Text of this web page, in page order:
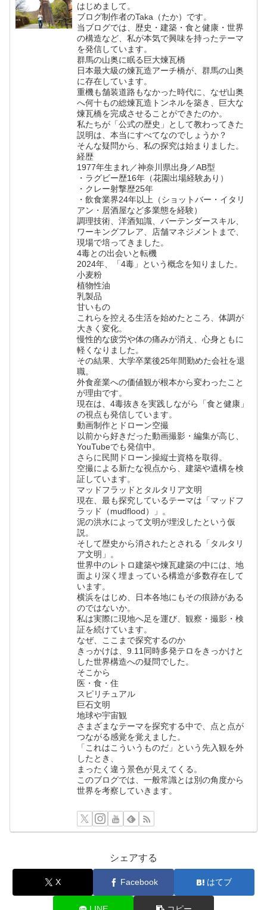
はじめまして。
ブログ制作者のTaka（たか）です。
当ブログでは、歴史・建築・食と健康・世界
の構造など、私が本気で興味を持ったテーマ
を発信しています。
群馬の山奥に眠る巨大煉瓦橋
日本最大級の煉瓦造アーチ橋が、群馬の山奥
に存在しています。
重機も舗装道路もなかった時代に、なぜ山奥
へ何十もの総煉瓦造トンネルを築き、巨大な
煉瓦橋を完成させることができたのか。
私たちが「公式の歴史」として教わってきた
説明は、本当にすべてなのでしょうか？
そんな疑問から、私の探究は始まりました。
経歴
1977年生まれ／神奈川県出身／AB型
・ラグビー歴16年（花園出場経験あり）
・クレー射撃歴25年
・飲食業界24年以上（ショットバー・イタリ
アン・居酒屋など多業態を経験）
調理技術、洋酒知識、バーテンダースキル、
ワーキングフレア、店舗マネジメントまで、
現場で培ってきました。
4毒との出会いと転機
2024年、「4毒」という概念を知りました。
小麦粉
植物性油
乳製品
甘いもの
これらを控える生活を始めたところ、体調が
大きく変化。
慢性的な疲労や体の痛みが消え、心身ともに
軽くなりました。
その結果、大学卒業後25年間勤めた会社を退
職。
外食産業への価値観が根本から変わったこと
が理由です。
現在は、4毒抜きを実践しながら「食と健康」
の視点も発信しています。
動画制作とドローン空撮
以前から好きだった動画撮影・編集が高じ、
YouTubeでも発信中。
さらに民間ドローン操縦士資格を取得。
空撮による新たな視点から、建築や遺構を検
証しています。
マッドフラッドとタルタリア文明
現在、最も探究しているテーマは「マッドフ
ラッド（mudflood）」。
泥の洪水によって文明が埋没したという仮
説。
そして歴史から消されたとされる「タルタリ
ア文明」。
世界中のレトロ建築や煉瓦建築の中には、地
面より深く埋まっている構造が多数存在して
います。
横浜をはじめ、日本各地にもその痕跡がある
のではないか。
私は実際に現地へ足を運び、観察・撮影・検
証を続けています。
なぜ、ここまで探究するのか
きっかけは、9.11同時多発テロをきっかけと
した世界構造への疑問でした。
そこから
医・食・住
スピリチュアル
巨石文明
地球や宇宙観
さまざまなテーマを探究する中で、点と点が
つながる感覚を覚えました。
「これはこういうものだ」という先入観を外
したとき、
まったく違う景色が見えてくる。
このブログでは、一般常識とは別の角度から
世界を考察していきます。
シェアする
X Facebook はてブ